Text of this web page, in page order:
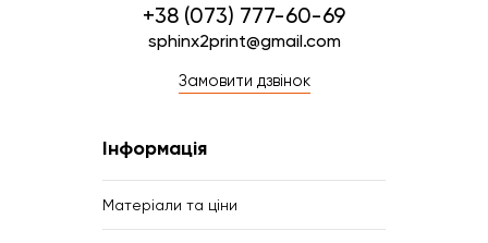
+38 (073) 777-60-69
sphinx2print@gmail.com
Замовити дзвінок
Інформація
Матеріали та ціни